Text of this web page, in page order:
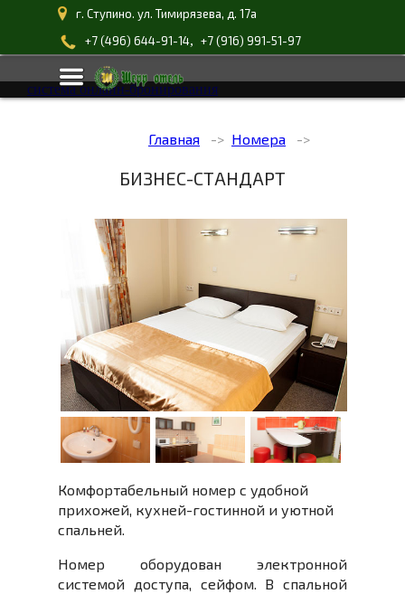
г. Ступино. ул. Тимирязева, д. 17а
+7 (496) 644-91-14, +7 (916) 991-51-97
система онлайн-бронирования
Главная Номера
БИЗНЕС-СТАНДАРТ
Комфортабельный номер с удобной
прихожей, кухней-гостинной и уютной
спальней.
Номер оборудован электронной
системой доступа, сейфом. В спальной